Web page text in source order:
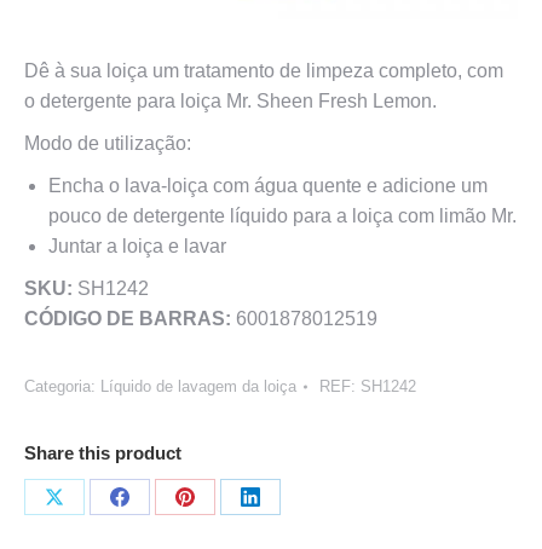
Dê à sua loiça um tratamento de limpeza completo, com
o detergente para loiça Mr. Sheen Fresh Lemon.
Modo de utilização:
Encha o lava-loiça com água quente e adicione um
pouco de detergente líquido para a loiça com limão Mr.
Juntar a loiça e lavar
SKU: SH1242
CÓDIGO DE BARRAS: 6001878012519
Categoria: Líquido de lavagem da loiça REF: SH1242
Share this product
Share
Share
Share
Share